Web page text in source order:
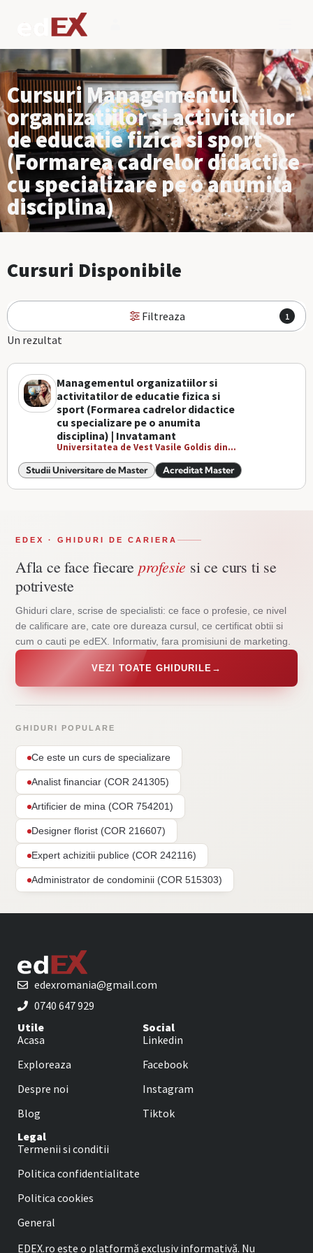
Cursuri Managementul
organizatiilor si activitatilor
de educatie fizica si sport
(Formarea cadrelor didactice
cu specializare pe o anumita
disciplina)
Cursuri Disponibile
Filtreaza 1
Un rezultat
Managementul organizatiilor si
activitatilor de educatie fizica si
sport (Formarea cadrelor didactice
cu specializare pe o anumita
disciplina) | Invatamant
Universitatea de Vest Vasile Goldis din...
Studii Universitare de Master Acreditat Master
EDEX · GHIDURI DE CARIERA
Afla ce face fiecare profesie si ce curs ti se
potriveste
Ghiduri clare, scrise de specialisti: ce face o profesie, ce nivel
de calificare are, cate ore dureaza cursul, ce certificat obtii si
cum o cauti pe edEX. Informativ, fara promisiuni de marketing.
VEZI TOATE GHIDURILE →
GHIDURI POPULARE
Ce este un curs de specializare
Analist financiar (COR 241305)
Artificier de mina (COR 754201)
Designer florist (COR 216607)
Expert achizitii publice (COR 242116)
Administrator de condominii (COR 515303)
edexromania@gmail.com
0740 647 929
Utile
Acasa
Exploreaza
Despre noi
Blog
Social
Linkedin
Facebook
Instagram
Tiktok
Legal
Termenii si conditii
Politica confidentialitate
Politica cookies
General
EDEX.ro este o platformă exclusiv informativă. Nu